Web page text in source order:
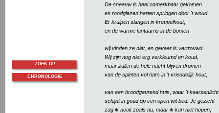
De sneeuw is heel onmerkbaar gekomen
en roodglazen herten springen door 't woud.
Er kruipen slangen in kreupelhout,
en de warme lantaarns in de bomen
wij vinden ze niet, en gevaar is vertrouwd.
Wij zijn nog niet erg verkleumd en koud,
maar zullen de hele nacht blijven dromen
van de spleten vol hars in 't vriendelijk hout,
van een broodgeurend huis, waar 't kaarsenlicht
schijnt in goud op een open wit bed. Je gezicht
zag ik nooit zoals nu, maar ik kan niet hopen,
ZOEK OP
CHRONOLOGIE